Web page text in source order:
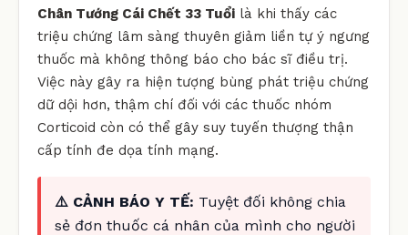
Chân Tướng Cái Chết 33 Tuổi là khi thấy các
triệu chứng lâm sàng thuyên giảm liền tự ý ngưng
thuốc mà không thông báo cho bác sĩ điều trị.
Việc này gây ra hiện tượng bùng phát triệu chứng
dữ dội hơn, thậm chí đối với các thuốc nhóm
Corticoid còn có thể gây suy tuyến thượng thận
cấp tính đe dọa tính mạng.
⚠️ CẢNH BÁO Y TẾ: Tuyệt đối không chia
sẻ đơn thuốc cá nhân của mình cho người